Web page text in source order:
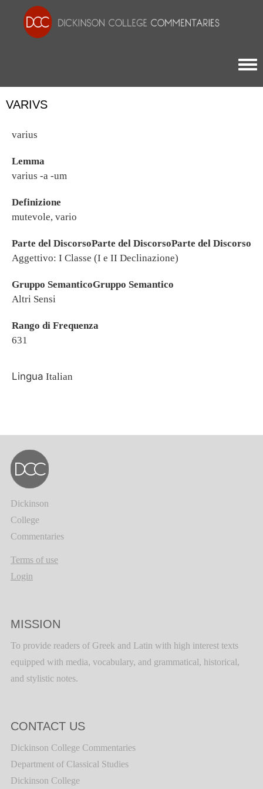
VARIVS
varius
Lemma
varius -a -um
Definizione
mutevole, vario
Parte del DiscorsoParte del DiscorsoParte del Discorso
Aggettivo: I Classe (I e II Declinazione)
Gruppo SemanticoGruppo Semantico
Altri Sensi
Rango di Frequenza
631
Lingua Italian
Dickinson
College
Commentaries
Terms of use
Login
MISSION
To provide readers of Greek and Latin with high interest texts
equipped with media, vocabulary, and grammatical, historical,
and stylistic notes.
CONTACT US
Dickinson College Commentaries
Department of Classical Studies
Dickinson College